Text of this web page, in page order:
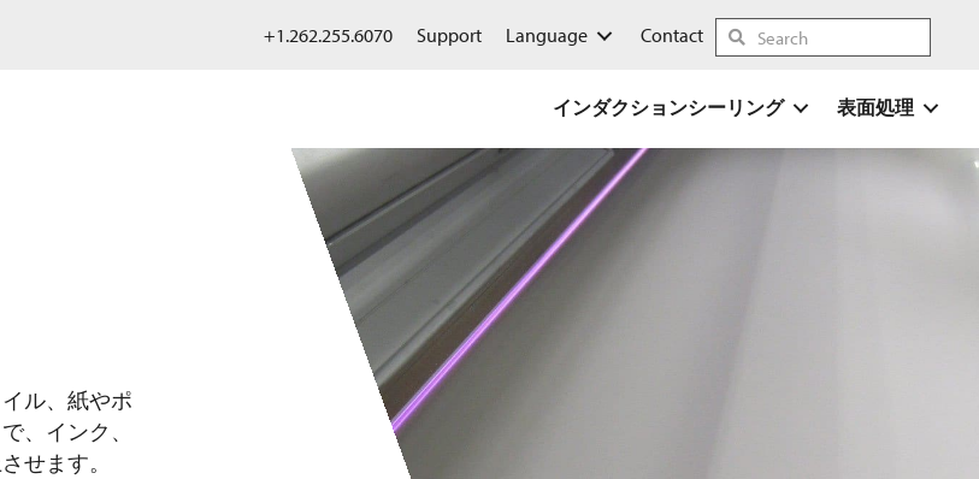
+1.262.255.6070 Support Language Contact
インダクションシーリング 表面処理
ル、紙やポ
、インク、
せます。